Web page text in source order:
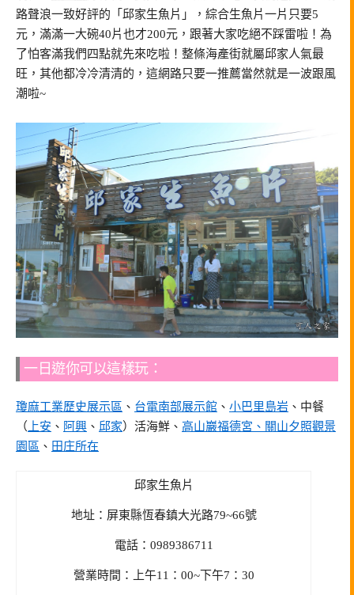
路聲浪一致好評的「邱家生魚片」，綜合生魚片一片只要5
元，滿滿一大碗40片也才200元，跟著大家吃絕不踩雷啦！為
了怕客滿我們四點就先來吃啦！整條海產街就屬邱家人氣最
旺，其他都冷冷清清的，這網路只要一推薦當然就是一波跟風
潮啦~
一日遊你可以這樣玩：
瓊麻工業歷史展示區 、 台電南部展示館 、 小巴里島岩 、中餐
（ 上安 、 阿興 、 邱家）活海鮮、 高山巖福德宮、關山夕照觀景
園區 、 田庄所在
邱家生魚片
地址：屏東縣恆春鎮大光路79~66號
電話：0989386711
營業時間：上午11：00~下午7：30